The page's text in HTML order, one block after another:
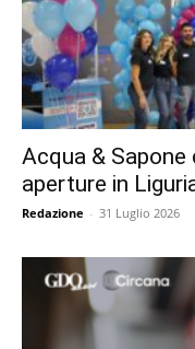
Acqua &
aperture in
Redazione - 31 Luglio 2026